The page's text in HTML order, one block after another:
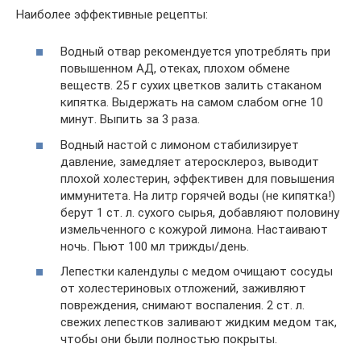
Наиболее эффективные рецепты:
Водный отвар рекомендуется употреблять при
повышенном АД, отеках, плохом обмене
веществ. 25 г сухих цветков залить стаканом
кипятка. Выдержать на самом слабом огне 10
минут. Выпить за 3 раза.
Водный настой с лимоном стабилизирует
давление, замедляет атеросклероз, выводит
плохой холестерин, эффективен для повышения
иммунитета. На литр горячей воды (не кипятка!)
берут 1 ст. л. сухого сырья, добавляют половину
измельченного с кожурой лимона. Настаивают
ночь. Пьют 100 мл трижды/день.
Лепестки календулы с медом очищают сосуды
от холестериновых отложений, заживляют
повреждения, снимают воспаления. 2 ст. л.
свежих лепестков заливают жидким медом так,
чтобы они были полностью покрыты.